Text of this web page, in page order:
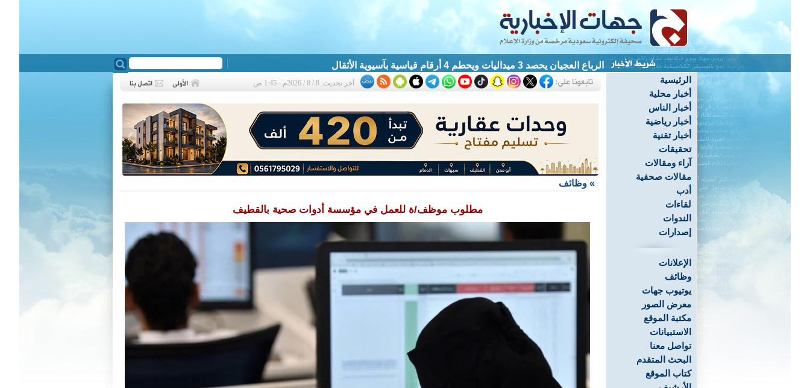
الرباع العجيان يحصد 3 ميداليات ويحطم 4 أرقام قياسية بآسيوية الأثقال
الرئيسية
أخبار محلية
أخبار الناس
أخبار رياضية
أخبار تقنية
تحقيقات
آراء ومقالات
مقالات صحفية
أدب
لقاءات
الندوات
إصدارات
الإعلانات
وظائف
يوتيوب جهات
معرض الصور
مكتبة الموقع
الاستبيانات
تواصل معنا
البحث المتقدم
كتاب الموقع
آخر تحديث: 8 / 8 / 2026م - 1:45 ص
❮
» وظائف
مطلوب موظف/ة للعمل في مؤسسة أدوات صحية بالقطيف